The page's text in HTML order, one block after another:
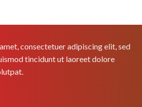
consectetuer adipiscing elit, sed
tincidunt ut laoreet dolore